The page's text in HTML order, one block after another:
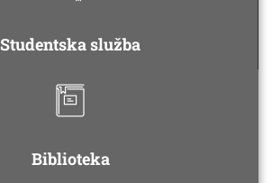
Studentska služba
Biblioteka